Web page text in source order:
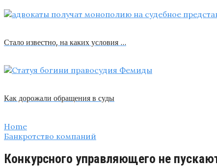
Стало известно, на каких условия …
Как дорожали обращения в суды
Home
Банкротство компаний
Конкурсного управляющего не